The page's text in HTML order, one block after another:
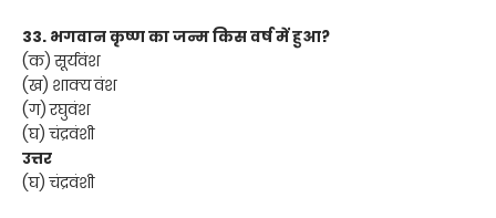
33. भगवान कृष्ण का जन्म किस वर्ष में हुआ?
(क) सूर्यवंश
(ख) शाक्य वंश
(ग) रघुवंश
(घ) चंद्रवंशी
उत्तर
(घ) चंद्रवंशी